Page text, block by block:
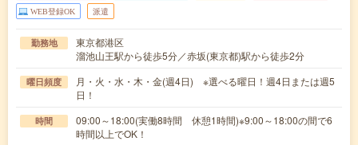
WEB登録OK 派遣
勤務地
東京都港区
溜池山王駅から徒歩5分／赤坂(東京都)駅から徒歩2分
曜日頻度
月・火・水・木・金(週4日) ※選べる曜日！週4日または週5
日！
時間
09:00～18:00(実働8時間 休憩1時間)※9:00～18:00の間で6
時間以上でOK！